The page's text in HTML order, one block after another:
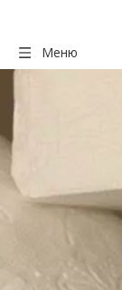
Меню